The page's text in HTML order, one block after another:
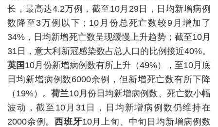
长，最高达4.2万例，截至10月29日，日均新增病例
数降至3万例以下；10月份总死亡数较9月增加了
34%，日均新增死亡数呈现缓慢上升趋势；截至10月
31日，意大利新冠感染数占总人口的比例接近40%。
英国 10月份新增病例数有所上升（49%），至10月底
日均新增病例数6000余例，但新增死亡数有所下降
（19%）。荷兰10月份日均新增病例数、死亡数小幅
波动，截至10月31日，日均新增病例数仍维持在
2000余例。西班牙10月上旬、中旬日均新增病例数